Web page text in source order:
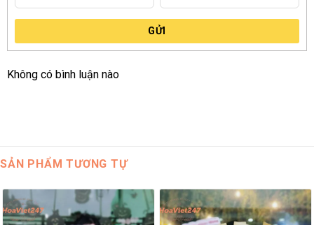
GỬI
Không có bình luận nào
SẢN PHẨM TƯƠNG TỰ